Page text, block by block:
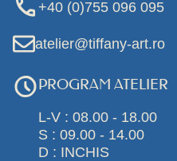
+40 (0)755 096 095
atelier@tiffany-art.ro
PROGRAM ATELIER
L-V : 08.00 - 18.00
S : 09.00 - 14.00
D : INCHIS